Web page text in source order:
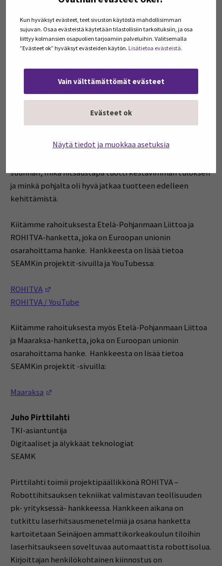
Kun hyväksyt evästeet, teet sivuston käytöstä mahdollisimman
sujuvan. Osaa evästeistä käytetään tilastollisiin tarkoituksiin, ja osa
liittyy kolmansien osapuolien tarjoamiin palveluihin. Valitsemalla
”Evästeet ok” hyväksyt evästeiden käytön. Lisätietoa evästeistä.
Vain välttämättömät evästeet
Evästeet ok
Näytä tiedot ja muokkaa asetuksia
Lopputulos ja
jatkotoimenpiteet
Testien perusteella huomattiin, että tietyt
vetokoetulokseen ja sitä kautta voitiin tehdä päätelmä,
että ne vaikuttivat myös itse hitsatun kappaleen
kestävyyteen. Jatkossa halutaan testituloksiin
varmuutta ottamalla laajempi otanta testattavista
saavuttamaan varmempi keskiarvo tuloksille. Tehdyt
suunnan, mikä hitsaustapa tuotti kestävimmän tuloksen
ja minkä pohjalta oli hyvä jatkaa tuotteen edelleen
kehittämistä.
Kiitämme rahoituksesta Etelä-Pohjanmaan Liittoa ja
ROHITVA-hanketta, joka on Euroopan unionin
osarahoittama hanke. Hankkeesta on lisää tietoa
SEAMKin projektit-sivuilla ja YouTubessa:
ROHITVA
ROHITVA / YouTube
Kiitämme rahoituksesta myös Etelä-Pohjanmaan Liittoa
ja Maaraksa-hanketta, joka on Euroopan unionin
osarahoittama hanke. Hankkeesta on lisää tietoa
SEAMKin projektit -sivuilla:
Maaraksa
Juho Pirttilahti
TKI-asiantuntija
Digitaaliset ja älykkäät teknologiat
SEAMK
Pirttilahti toimii projektipäällikkönä ROHITVA –
Robottihitsauksen tekniikat valmistavan teollisuuden
pk- yrityksessä- hankkeessa. Hankkeen aikana on
tutkittu laserhitsausmenetelmiä ja osana hanketta
kartoitetaan Seinäjoen ammattikorkeakoulun tiloihin
laserhitsaukseen soveltuvaa automaattista robottisolua.
Kirjoittajan henkilökohtainen kiinnostus on